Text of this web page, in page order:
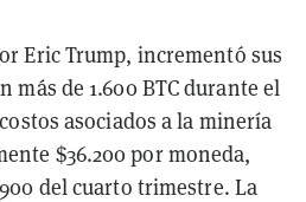
Eric Trump, incrementó sus
más de 1.600 BTC durante el
asociados a la minería
$36.200 por moneda,
del cuarto trimestre. La